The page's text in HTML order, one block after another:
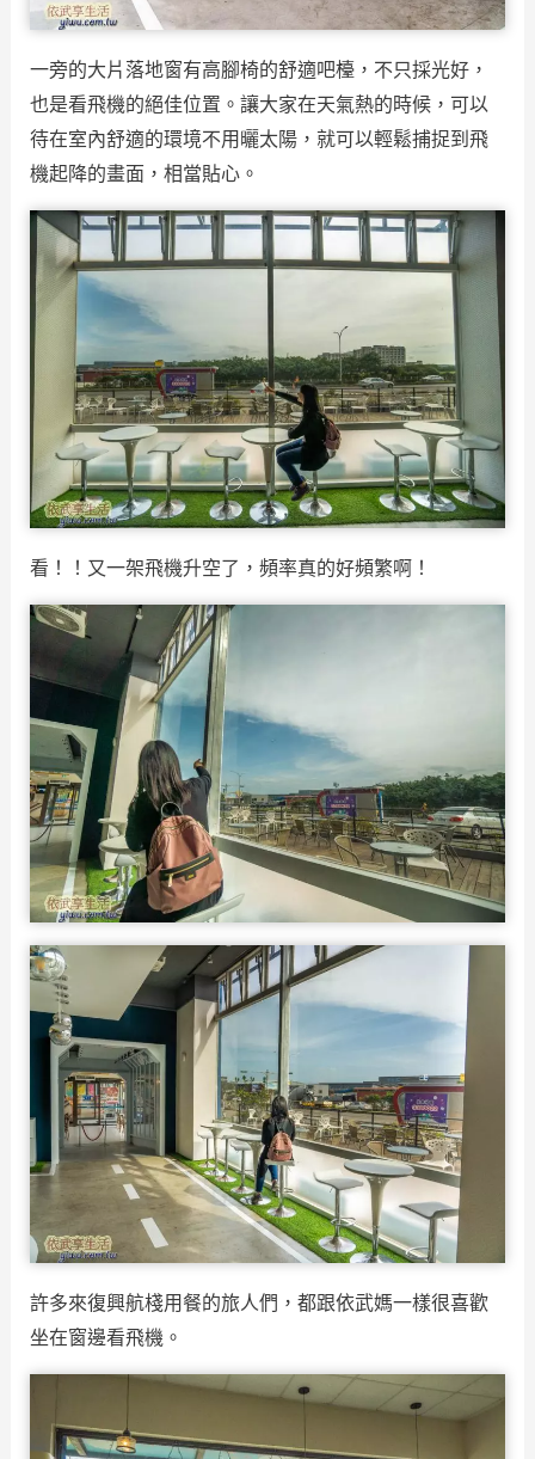
一旁的大片落地窗有高腳椅的舒適吧檯，不只採光好，
也是看飛機的絕佳位置。讓大家在天氣熱的時候，可以
待在室內舒適的環境不用曬太陽，就可以輕鬆捕捉到飛
機起降的畫面，相當貼心。
看！！又一架飛機升空了，頻率真的好頻繁啊！
許多來復興航棧用餐的旅人們，都跟依武媽一樣很喜歡
坐在窗邊看飛機。